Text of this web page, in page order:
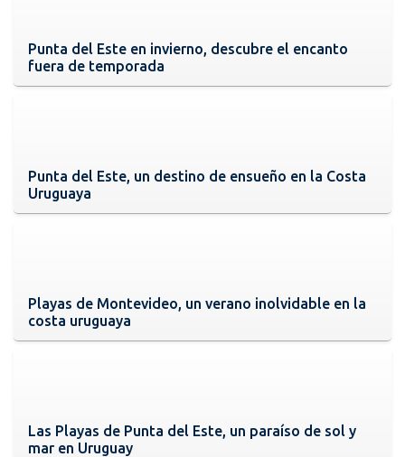
Punta del Este en invierno, descubre el encanto
fuera de temporada
Punta del Este, un destino de ensueño en la Costa
Uruguaya
Playas de Montevideo, un verano inolvidable en la
costa uruguaya
Las Playas de Punta del Este, un paraíso de sol y
mar en Uruguay